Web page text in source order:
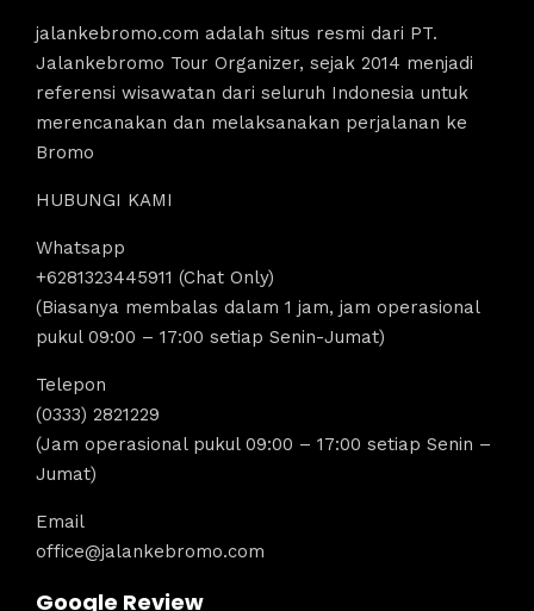
jalankebromo.com adalah situs resmi dari PT.
Jalankebromo Tour Organizer, sejak 2014 menjadi
referensi wisawatan dari seluruh Indonesia untuk
merencanakan dan melaksanakan perjalanan ke
Bromo
HUBUNGI KAMI
Whatsapp
+6281323445911 (Chat Only)
(Biasanya membalas dalam 1 jam, jam operasional
pukul 09:00 – 17:00 setiap Senin-Jumat)
Telepon
(0333) 2821229
(Jam operasional pukul 09:00 – 17:00 setiap Senin –
Jumat)
Email
office@jalankebromo.com
Google Review